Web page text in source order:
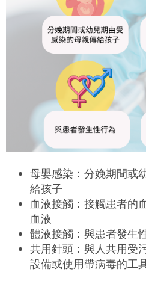
母嬰感染：分娩期間或
給孩子
血液接觸：接觸患者的
血液
體液接觸：與患者發生
共用針頭：與人共用受
設備或使用帶病毒的工